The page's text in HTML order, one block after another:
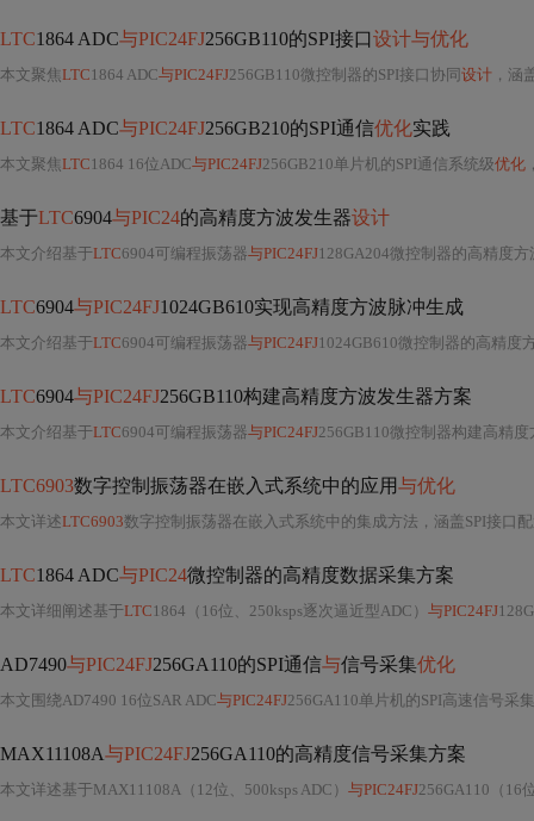
LTC1864 ADC与PIC24FJ256GB110的SPI接口设计与优化
本文聚焦LTC 1864 ADC与PIC24FJ256GB110微控制器的SPI接口协同设计 ，涵
LTC1864 ADC与PIC24FJ256GB210的SPI通信优化实践
本文聚焦LTC 1864 16位ADC与PIC24FJ256GB210单片机的SPI通信系统级优化
基于LTC6904与PIC24的高精度方波发生器设计
本文介绍基于LTC6904可编程振荡器与PIC24FJ128GA204微控制器的高精度
LTC6904与PIC24FJ1024GB610实现高精度方波脉冲生成
本文介绍基于LTC6904可编程振荡器与PIC24FJ1024GB610微控制器的高精度方波脉冲生成方案
LTC6904与PIC24FJ256GB110构建高精度方波发生器方案
本文介绍基于LTC6904可编程振荡器与PIC24FJ256GB110微控制器构建高精度方波
LTC6903数字控制振荡器在嵌入式系统中的应用与优化
本文详述LTC6903数字控制振荡器在嵌入式系统中的集成方法，涵盖SPI接口配置、
LTC1864 ADC与PIC24微控制器的高精度数据采集方案
本文详细阐述基于LTC 1864（16位、250ksps逐次逼近型ADC） 与PIC24FJ
AD7490与PIC24FJ256GA110的SPI通信与信号采集优化
本文围绕AD7490 16位SAR ADC与PIC24FJ256GA110单片机的SPI高速信号采
MAX11108A与PIC24FJ256GA110的高精度信号采集方案
本文详述基于MAX11108A（12位、500ksps ADC） 与PIC24FJ256GA110（16